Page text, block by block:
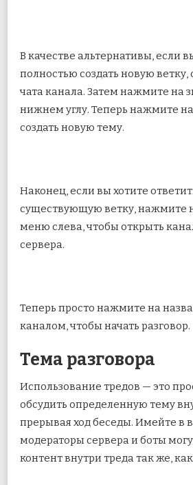
В качестве альтернативы, если
полностью создать новую ветку,
чата канала. Затем нажмите на
нижнем углу. Теперь нажмите
создать новую тему.
Наконец, если вы хотите
существующую ветку, нажмите
меню слева, чтобы открыть
сервера.
Теперь просто нажмите на
каналом, чтобы начать разговор.
Тема разговора
Использование тредов — это
обсудить определенную тему
прерывая ход беседы. Имейте в
модераторы сервера и боты
контент внутри треда так же,